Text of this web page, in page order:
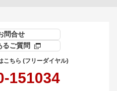
問合せ
るご質問
こちら (フリーダイヤル)
151034